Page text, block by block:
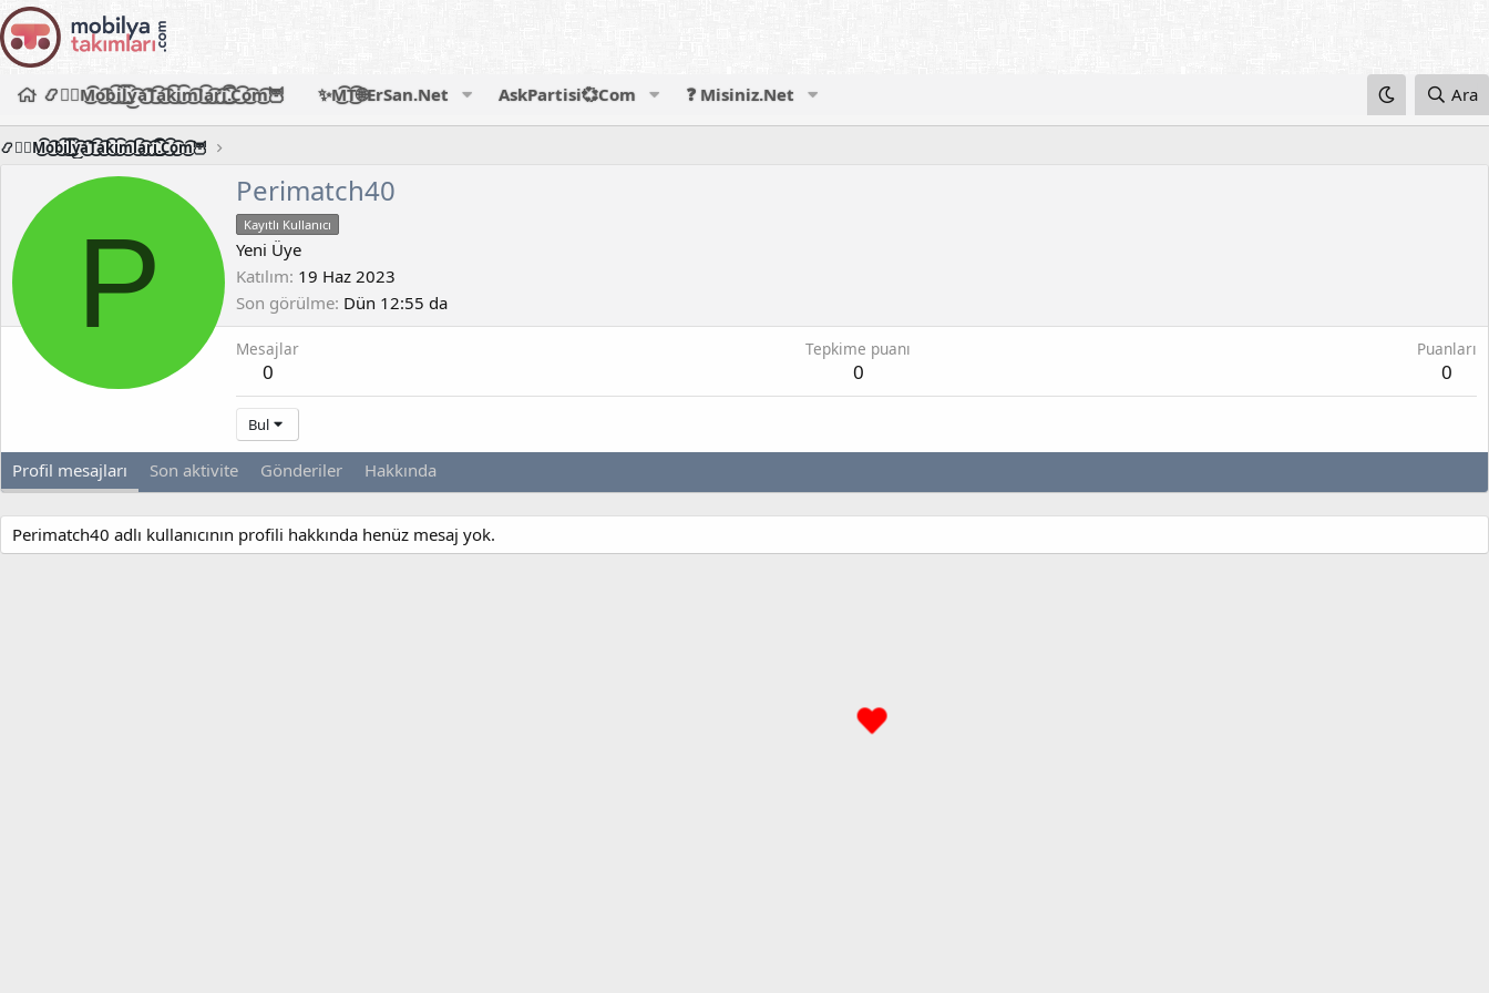
📿🧙‍♂️M͜͡o͜͡b͜͡i͜͡l͜͡y͜͡a͜͡T͜͡a͜͡k͜͡i͜͡m͜͡l͜͡a͜͡r͜͡i͜͡.͜͡C͜͡o͜͡m͜͡🦉 ✨M͜͡T͜͡🌐ErSan.Net AskPartisi💞Com ❓ Misiniz.Net Ara
📿🧙‍♂️M͜͡o͜͡b͜͡i͜͡l͜͡y͜͡a͜͡T͜͡a͜͡k͜͡i͜͡m͜͡l͜͡a͜͡r͜͡i͜͡.͜͡C͜͡o͜͡m͜͡🦉
P
Perimatch40
Kayıtlı Kullanıcı
Yeni Üye
Katılım 19 Haz 2023
Son görülme Dün 12:55 da
Mesajlar
0
Tepkime puanı
0
Puanları
0
Bul
Profil mesajları Son aktivite Gönderiler Hakkında
Perimatch40 adlı kullanıcının profili hakkında henüz mesaj yok.